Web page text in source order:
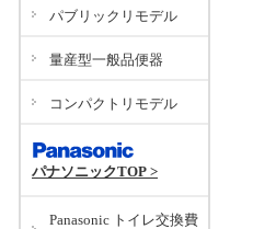
パブリックリモデル
量産型一般品便器
コンパクトリモデル
パナソニックTOP >
Panasonic トイレ交換費